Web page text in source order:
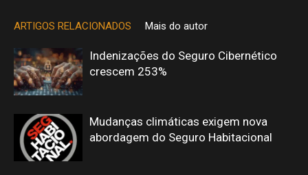
ARTIGOS RELACIONADOS Mais do autor
Indenizações do Seguro Cibernético
crescem 253%
Mudanças climáticas exigem nova
abordagem do Seguro Habitacional